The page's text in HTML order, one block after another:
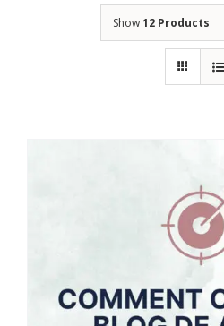
Show12 Products